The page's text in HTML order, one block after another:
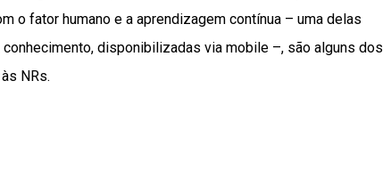
o fator humano e a aprendizagem contínua – uma delas
disponibilizadas via mobile –, são alguns dos
NRs.